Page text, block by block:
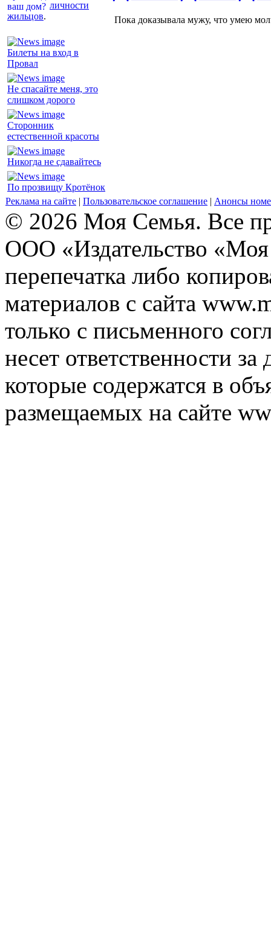
личности
жильцов.
Билеты на вход в
Провал
Не спасайте меня, это
слишком дорого
Сторонник
естественной красоты
Никогда не сдавайтесь
По прозвищу Кротёнок
Пока доказывала мужу, что умею
Реклама на сайте | Пользовательское соглашение | Анонсы
© 2026 Моя Семья. Все
ООО «Издательство
перепечатка либо
материалов с сайта
только с письменного
несет ответственности
которые содержатся в
размещаемых на сайте